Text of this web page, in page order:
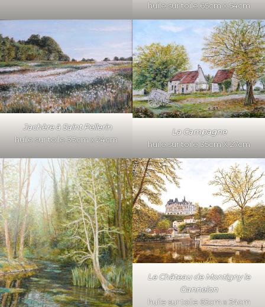
huile sur toile 65cm x 54cm
Jachère à Saint Pellerin
huile sur toile 33cm x 24cm
La Campagne
huile sur toile 35cm X 27cm
Le Château de Montigny le
Gannelon
huile sur toile 65cm x 54cm